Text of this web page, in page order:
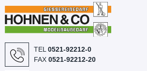
TEL 0521-92212-0
FAX 0521-92212-20